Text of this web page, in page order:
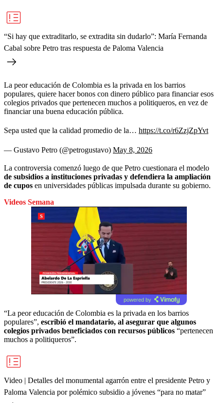
“Si hay que extraditarlo, se extradita sin dudarlo”: María Fernanda
Cabal sobre Petro tras respuesta de Paloma Valencia
La peor educación de Colombia es la privada en los barrios
populares, quiere hacer bonos con dinero público para financiar esos
colegios privados que pertenecen muchos a politiqueros, en vez de
financiar una buena educación pública.
Sepa usted que la calidad promedio de la… https://t.co/r6ZzjZpYvt
— Gustavo Petro (@petrogustavo) May 8, 2026
La controversia comenzó luego de que Petro cuestionara el modelo
de subsidios a instituciones privadas y defendiera la ampliación
de cupos en universidades públicas impulsada durante su gobierno.
Videos Semana
powered by
“La peor educación de Colombia es la privada en los barrios
populares”, escribió el mandatario, al asegurar que algunos
colegios privados beneficiados con recursos públicos “pertenecen
muchos a politiqueros”.
Video | Detalles del monumental agarrón entre el presidente Petro y
Paloma Valencia por polémico subsidio a jóvenes “para no matar”